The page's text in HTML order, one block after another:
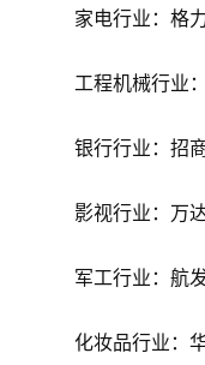
家电行业：格
工程机械行业
银行行业：招
影视行业：万
军工行业：航
化妆品行业：